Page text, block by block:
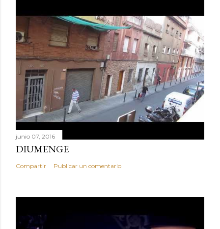
junio 07, 2016
DIUMENGE
Compartir Publicar un comentario